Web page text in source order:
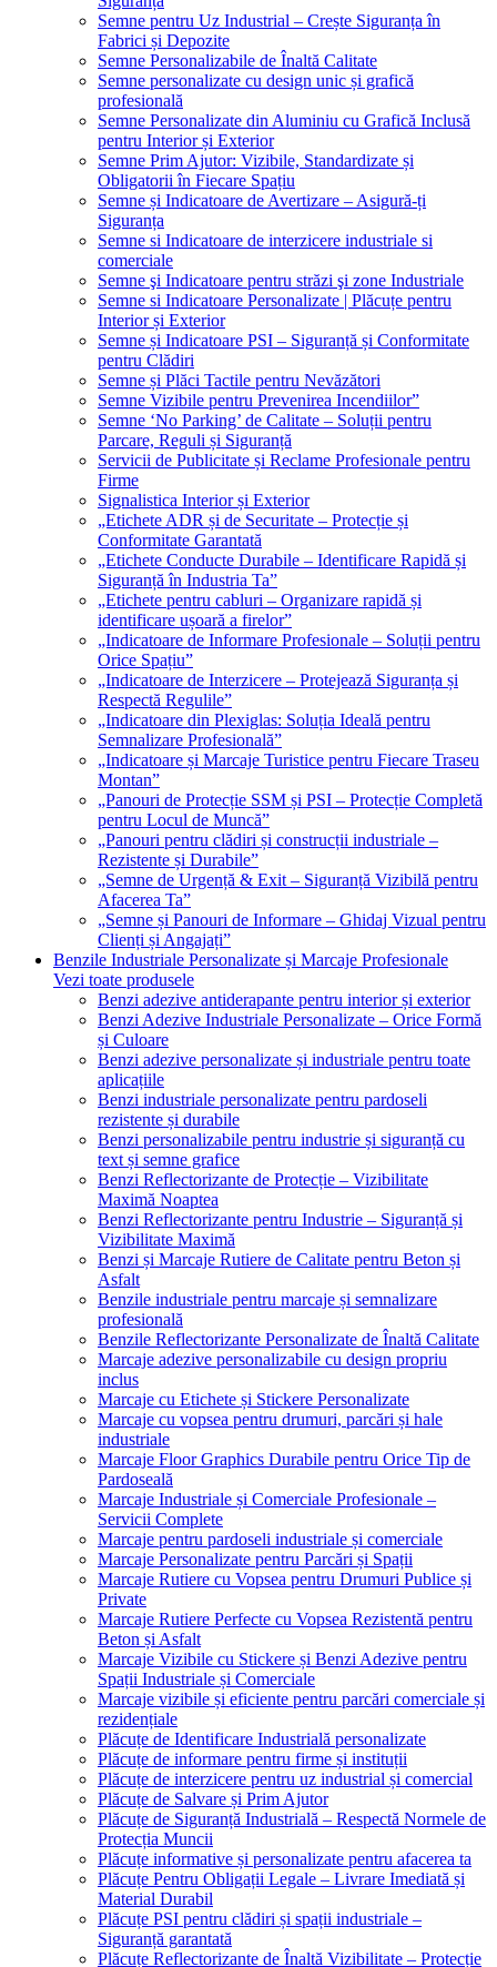
Semne pentru Uz Industrial – Crește Siguranța în
Fabrici și Depozite
Semne Personalizabile de Înaltă Calitate
Semne personalizate cu design unic și grafică
profesională
Semne Personalizate din Aluminiu cu Grafică Inclusă
pentru Interior și Exterior
Semne Prim Ajutor: Vizibile, Standardizate și
Obligatorii în Fiecare Spațiu
Semne și Indicatoare de Avertizare – Asigură-ți
Siguranța
Semne si Indicatoare de interzicere industriale si
comerciale
Semne şi Indicatoare pentru străzi şi zone Industriale
Semne si Indicatoare Personalizate | Plăcuțe pentru
Interior și Exterior
Semne și Indicatoare PSI – Siguranță și Conformitate
pentru Clădiri
Semne și Plăci Tactile pentru Nevăzători
Semne Vizibile pentru Prevenirea Incendiilor”
Semne ‘No Parking’ de Calitate – Soluții pentru
Parcare, Reguli și Siguranță
Servicii de Publicitate și Reclame Profesionale pentru
Firme
Signalistica Interior și Exterior
„Etichete ADR și de Securitate – Protecție și
Conformitate Garantată
„Etichete Conducte Durabile – Identificare Rapidă și
Siguranță în Industria Ta”
„Etichete pentru cabluri – Organizare rapidă și
identificare ușoară a firelor”
„Indicatoare de Informare Profesionale – Soluții pentru
Orice Spațiu”
„Indicatoare de Interzicere – Protejează Siguranța și
Respectă Regulile”
„Indicatoare din Plexiglas: Soluția Ideală pentru
Semnalizare Profesională”
„Indicatoare și Marcaje Turistice pentru Fiecare Traseu
Montan”
„Panouri de Protecție SSM și PSI – Protecție Completă
pentru Locul de Muncă”
„Panouri pentru clădiri și construcții industriale –
Rezistente și Durabile”
„Semne de Urgență & Exit – Siguranță Vizibilă pentru
Afacerea Ta”
„Semne și Panouri de Informare – Ghidaj Vizual pentru
Clienți și Angajați”
Benzile Industriale Personalizate și Marcaje Profesionale
Vezi toate produsele
Benzi adezive antiderapante pentru interior și exterior
Benzi Adezive Industriale Personalizate – Orice Formă
și Culoare
Benzi adezive personalizate și industriale pentru toate
aplicațiile
Benzi industriale personalizate pentru pardoseli
rezistente și durabile
Benzi personalizabile pentru industrie și siguranță cu
text și semne grafice
Benzi Reflectorizante de Protecție – Vizibilitate
Maximă Noaptea
Benzi Reflectorizante pentru Industrie – Siguranță și
Vizibilitate Maximă
Benzi și Marcaje Rutiere de Calitate pentru Beton și
Asfalt
Benzile industriale pentru marcaje și semnalizare
profesională
Benzile Reflectorizante Personalizate de Înaltă Calitate
Marcaje adezive personalizabile cu design propriu
inclus
Marcaje cu Etichete și Stickere Personalizate
Marcaje cu vopsea pentru drumuri, parcări și hale
industriale
Marcaje Floor Graphics Durabile pentru Orice Tip de
Pardoseală
Marcaje Industriale și Comerciale Profesionale –
Servicii Complete
Marcaje pentru pardoseli industriale și comerciale
Marcaje Personalizate pentru Parcări și Spații
Marcaje Rutiere cu Vopsea pentru Drumuri Publice și
Private
Marcaje Rutiere Perfecte cu Vopsea Rezistentă pentru
Beton și Asfalt
Marcaje Vizibile cu Stickere și Benzi Adezive pentru
Spații Industriale și Comerciale
Marcaje vizibile și eficiente pentru parcări comerciale și
rezidențiale
Plăcuțe de Identificare Industrială personalizate
Plăcuțe de informare pentru firme și instituții
Plăcuțe de interzicere pentru uz industrial și comercial
Plăcuțe de Salvare și Prim Ajutor
Plăcuțe de Siguranță Industrială – Respectă Normele de
Protecția Muncii
Plăcuțe informative și personalizate pentru afacerea ta
Plăcuțe Pentru Obligații Legale – Livrare Imediată și
Material Durabil
Plăcuțe PSI pentru clădiri și spații industriale –
Siguranță garantată
Plăcuțe Reflectorizante de Înaltă Vizibilitate – Protecție